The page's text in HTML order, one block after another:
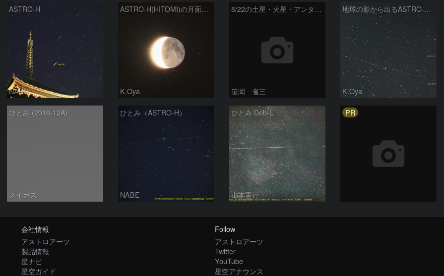
ASTRO-H
NABE
ASTRO-H(HITOMI)の月面通過
K.Oya
8/22の土星・火星・アンタレスと光跡
笹岡 省三
地球の影から出るASTRO-H (HITOMI)
K.Oya
ひとみ (2016-12A)
メイガス
ひとみ（ASTRO-H）
NABE
ひとみ Deb-L
山本憲行
PR
会社情報
アストロアーツ
製品情報
星ナビ
星空ガイド
Follow
アストロアーツ
Twitter
YouTube
星空アナウンス